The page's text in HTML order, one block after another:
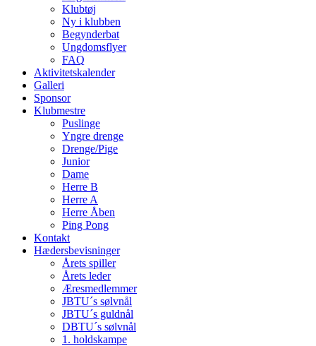
Klubtøj
Ny i klubben
Begynderbat
Ungdomsflyer
FAQ
Aktivitetskalender
Galleri
Sponsor
Klubmestre
Puslinge
Yngre drenge
Drenge/Pige
Junior
Dame
Herre B
Herre A
Herre Åben
Ping Pong
Kontakt
Hædersbevisninger
Årets spiller
Årets leder
Æresmedlemmer
JBTU´s sølvnål
JBTU´s guldnål
DBTU´s sølvnål
1. holdskampe